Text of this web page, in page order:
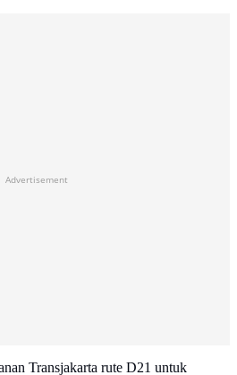
Advertisement
Transjakarta rute D21 untuk